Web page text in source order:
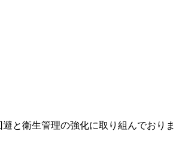
と衛生管理の強化に取り組んでおりま